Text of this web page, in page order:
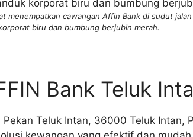
menempatkan cawangan Affin Bank di sudut
biru dan bumbung berjubin merah.
Bank Teluk
Teluk Intan, 36000 Teluk Intan,